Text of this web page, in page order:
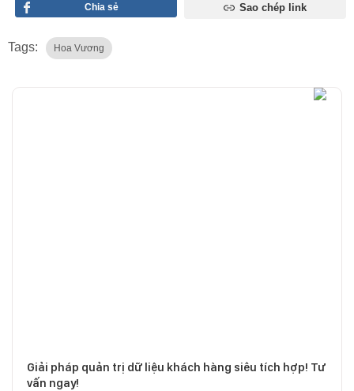
Chia sẻ Sao chép link
Tags: Hoa Vương
Giải pháp quản trị dữ liệu khách hàng siêu tích hợp! Tư
vấn ngay!